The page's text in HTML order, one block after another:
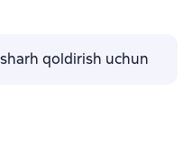
qoldirish uchun